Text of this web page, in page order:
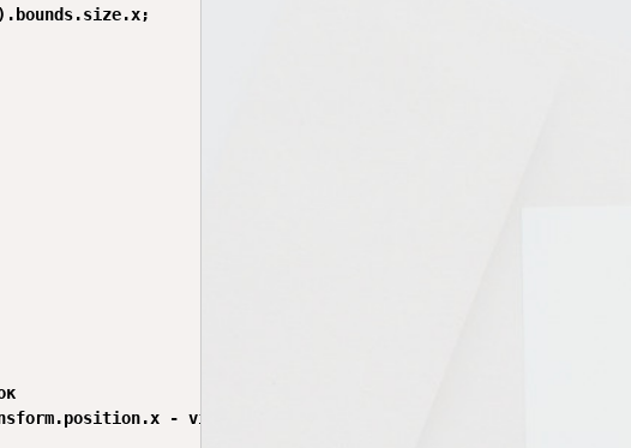
- viewZone))